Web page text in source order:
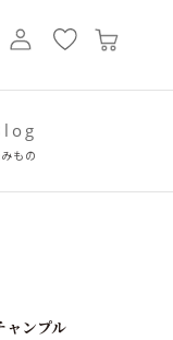
もの
ンプル